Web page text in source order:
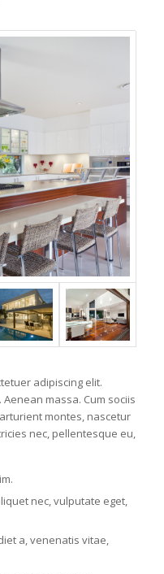
adipiscing elit.
massa. Cum sociis
montes, nascetur
nec, pellentesque eu,
nec, vulputate eget,
a, venenatis vitae,